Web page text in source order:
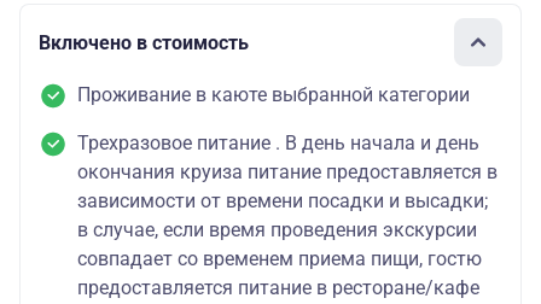
Включено в стоимость
Проживание в каюте выбранной категории
Трехразовое питание . В день начала и день
окончания круиза питание предоставляется в
зависимости от времени посадки и высадки;
в случае, если время проведения экскурсии
совпадает со временем приема пищи, гостю
предоставляется питание в ресторане/кафе